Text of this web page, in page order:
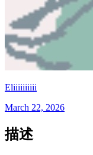
Eliiiiiiiiii
March 22, 2026
描述